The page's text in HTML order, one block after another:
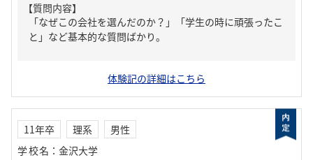
【質問内容】
「なぜこの会社を選んだのか？」「学生の時に頑張ったこ
と」など基本的な質問ばかり。
体験記の詳細はこちら
11年卒 理系
男性
学校名 ： 金沢大学